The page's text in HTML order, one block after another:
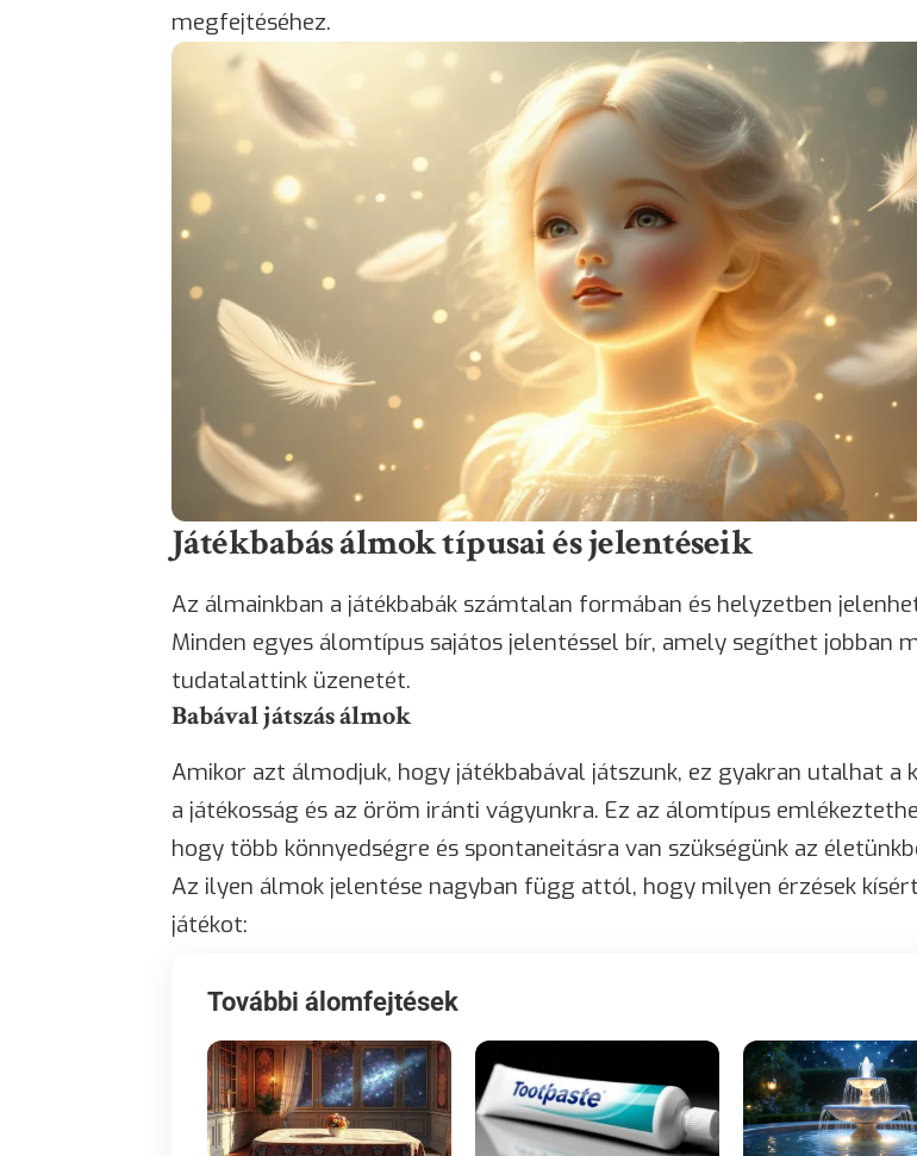
megfejtéséhez.
Játékbabás álmok típusai és jelentéseik
Az álmainkban a játékbabák számtalan formában és helyzetben
Minden egyes álomtípus sajátos jelentéssel bír, amely segíthet jobban
tudatalattink üzenetét.
Babával játszás álmok
Amikor azt álmodjuk, hogy játékbabával játszunk, ez gyakran utalhat a
a játékosság és az öröm iránti vágyunkra. Ez az álomtípus
hogy több könnyedségre és spontaneitásra van szükségünk az
Az ilyen álmok jelentése nagyban függ attól, hogy milyen érzések
játékot:
További álomfejtések